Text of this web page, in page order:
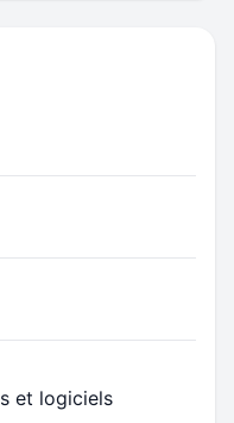
et logiciels